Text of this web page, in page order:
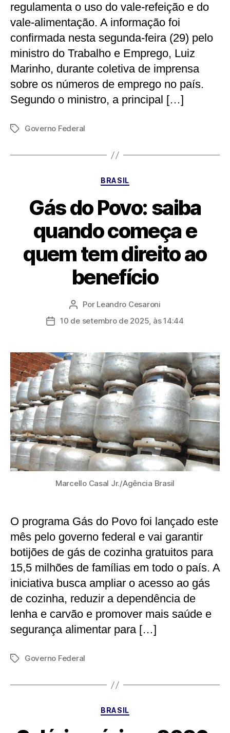
regulamenta o uso do vale-refeição e do
vale-alimentação. A informação foi
confirmada nesta segunda-feira (29) pelo
ministro do Trabalho e Emprego, Luiz
Marinho, durante coletiva de imprensa
sobre os números de emprego no país.
Segundo o ministro, a principal […]
TagsGoverno Federal
Categorias
BRASIL
Gás do Povo: saiba
quando começa e
quem tem direito ao
benefício
Autor
do
Por Leandro Cesaroni
Data10 de setembro de 2025, às 14:44
Marcello Casal Jr./Agência Brasil
O programa Gás do Povo foi lançado este
mês pelo governo federal e vai garantir
botijões de gás de cozinha gratuitos para
15,5 milhões de famílias em todo o país. A
iniciativa busca ampliar o acesso ao gás
de cozinha, reduzir a dependência de
lenha e carvão e promover mais saúde e
segurança alimentar para […]
TagsGoverno Federal
Categorias
BRASIL